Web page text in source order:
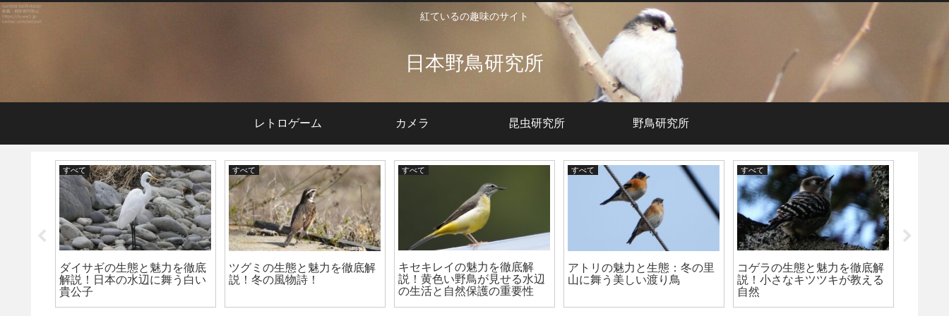
紅ているの趣味のサイト
日本野鳥研究所
レトロゲーム カメラ 昆虫研究所 野鳥研究所
すべて
ダイサギの生態と魅力を徹底
解説！日本の水辺に舞う白い
貴公子
すべて
ツグミの生態と魅力を徹底解
説！冬の風物詩！
すべて
キセキレイの魅力を徹底解
説！黄色い野鳥が見せる水辺
の生活と自然保護の重要性
すべて
アトリの魅力と生態：冬の里
山に舞う美しい渡り鳥
すべて
コゲラの生態と魅力を徹底解
説！小さなキツツキが教える
自然